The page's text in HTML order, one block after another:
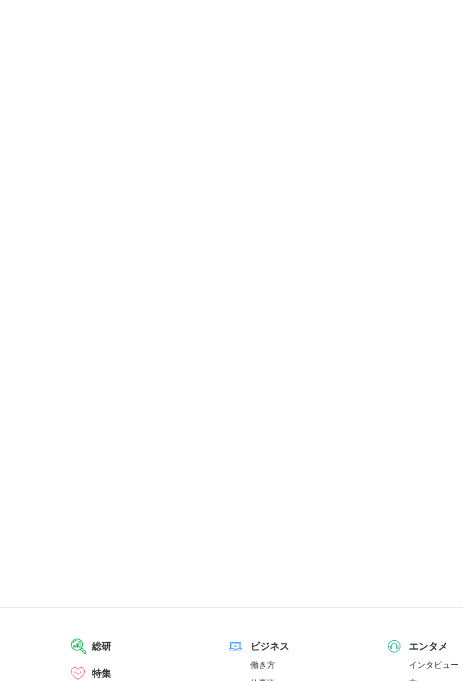
総研
特集
ビジネス
働き方
エンタメ
インタビュー